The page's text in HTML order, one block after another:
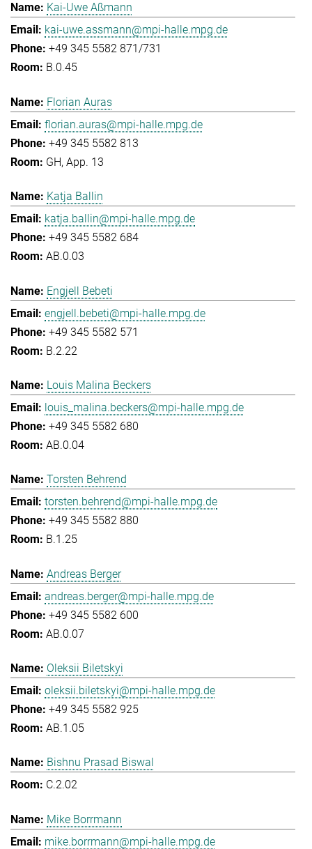
Kai-Uwe Aßmann
kai-uwe.assmann@mpi-halle.mpg.de
+49 345 5582 871/731
B.0.45
Florian Auras
florian.auras@mpi-halle.mpg.de
+49 345 5582 813
GH, App. 13
Katja Ballin
katja.ballin@mpi-halle.mpg.de
+49 345 5582 684
AB.0.03
Engjell Bebeti
engjell.bebeti@mpi-halle.mpg.de
+49 345 5582 571
B.2.22
Louis Malina Beckers
louis_malina.beckers@mpi-halle.mpg.de
+49 345 5582 680
AB.0.04
Torsten Behrend
torsten.behrend@mpi-halle.mpg.de
+49 345 5582 880
B.1.25
Andreas Berger
andreas.berger@mpi-halle.mpg.de
+49 345 5582 600
AB.0.07
Oleksii Biletskyi
oleksii.biletskyi@mpi-halle.mpg.de
+49 345 5582 925
AB.1.05
Bishnu Prasad Biswal
C.2.02
Mike Borrmann
mike.borrmann@mpi-halle.mpg.de